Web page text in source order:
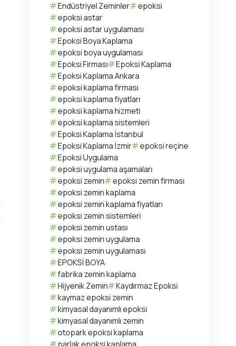
Endüstriyel Zeminler
epoksi
epoksi astar
epoksi astar uygulaması
Epoksi Boya Kaplama
epoksi boya uygulaması
Epoksi Firması
Epoksi Kaplama
Epoksi Kaplama Ankara
epoksi kaplama firması
epoksi kaplama fiyatları
epoksi kaplama hizmeti
epoksi kaplama sistemleri
Epoksi Kaplama İstanbul
Epoksi Kaplama İzmir
epoksi reçine
Epoksi Uygulama
epoksi uygulama aşamaları
epoksi zemin
epoksi zemin firması
epoksi zemin kaplama
epoksi zemin kaplama fiyatları
epoksi zemin sistemleri
epoksi zemin ustası
epoksi zemin uygulama
epoksi zemin uygulaması
EPOKSİ BOYA
fabrika zemin kaplama
Hijyenik Zemin
Kaydırmaz Epoksi
kaymaz epoksi zemin
kimyasal dayanımlı epoksi
kimyasal dayanımlı zemin
otopark epoksi kaplama